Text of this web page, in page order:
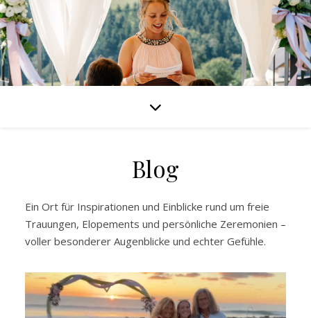
Blog
Ein Ort für Inspirationen und Einblicke rund um freie
Trauungen, Elopements und persönliche Zeremonien –
voller besonderer Augenblicke und echter Gefühle.